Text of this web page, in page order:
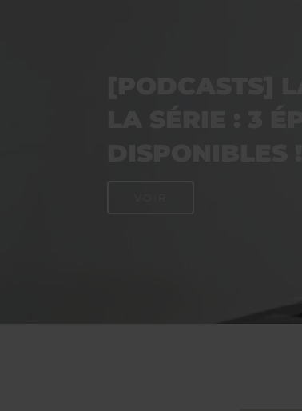
[PODCASTS]